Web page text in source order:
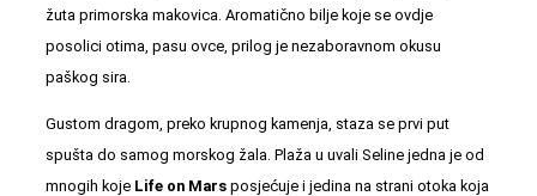
žuta primorska makovica. Aromatično bilje koje se ovdje
posolici otima, pasu ovce, prilog je nezaboravnom okusu
paškog sira.
Gustom dragom, preko krupnog kamenja, staza se prvi put
spušta do samog morskog žala. Plaža u uvali Seline jedna je od
mnogih koje Life on Mars posjećuje i jedina na strani otoka koja